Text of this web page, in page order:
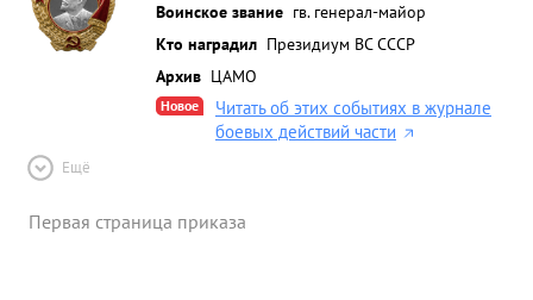
Воинское звание гв. генерал-майор
Кто наградил Президиум ВС СССР
Архив ЦАМО
Новое
Читать об этих событиях в журнале
боевых действий части
Ещё
Первая страница приказа